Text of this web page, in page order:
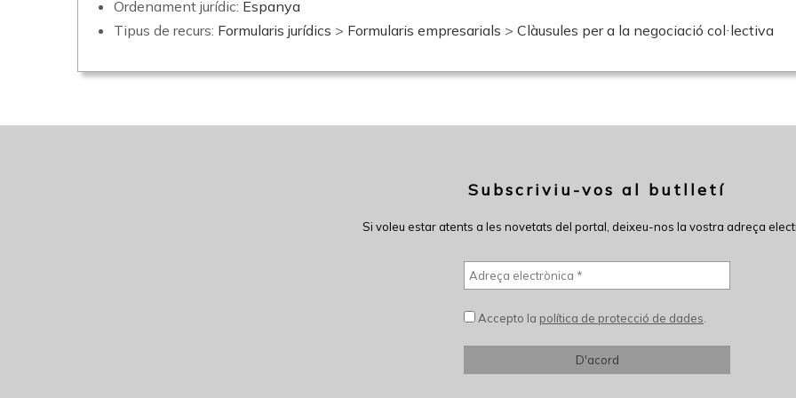
Ordenament jurídic: Espanya
Tipus de recurs: Formularis jurídics > Formularis empresarials > Clàusules per a la negociació col·lectiva
Subscriviu-vos al butlletí
Si voleu estar atents a les novetats del portal, deixeu-nos la vostra adreça
Accepto la política de protecció de dades